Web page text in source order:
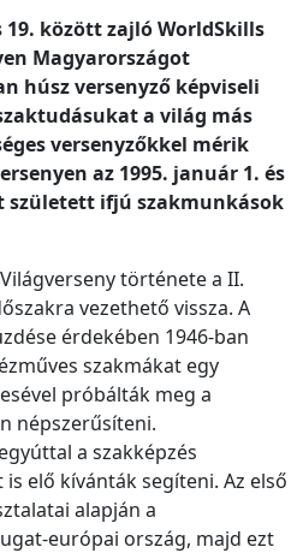
19. között zajló WorldSkills
Magyarországot
húsz versenyző képviseli
a világ más
versenyzőkkel mérik
az 1995. január 1. és
született ifjú szakmunkások
története a II.
vezethető vissza. A
érdekében 1946-ban
szakmákat egy
próbálták meg a
népszerűsíteni.
a szakképzés
elő kívánták segíteni. Az első
alapján a
európai ország, majd ezt